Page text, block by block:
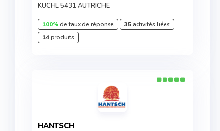
KUCHL 5431 AUTRICHE
100%de taux de réponse 35activités liées
14produits
HANTSCH